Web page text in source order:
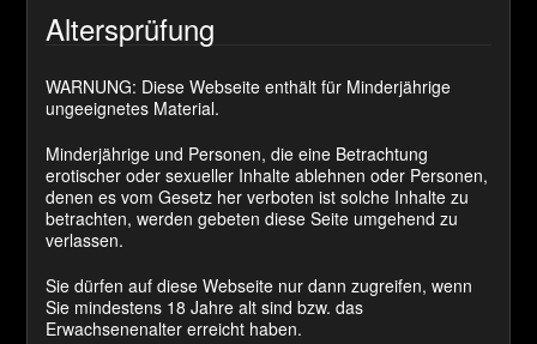
Viele Träumen davon ein Sperma Schlucker zu werden ,
aber nur mit meiner Hilfe haben sie auch tatsächlich die
wieder nach Sperma bettelt. Ich habe eine nette
Überraschung für ihn und du darfst zu sehen wie er
Kategorie(n):brainfuck
Kommentare
Franky1100 sagt:
Altersprüfung
WARNUNG: Diese Webseite enthält für Minderjährige
ungeeignetes Material.
Minderjährige und Personen, die eine Betrachtung
erotischer oder sexueller Inhalte ablehnen oder Personen,
denen es vom Gesetz her verboten ist solche Inhalte zu
betrachten, werden gebeten diese Seite umgehend zu
verlassen.
Sie dürfen auf diese Webseite nur dann zugreifen, wenn
Sie mindestens 18 Jahre alt sind bzw. das
Erwachsenenalter erreicht haben.